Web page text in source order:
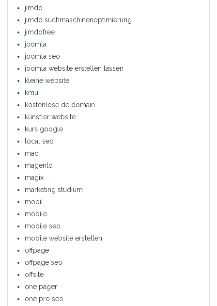
jimdo
jimdo suchmaschinenoptimierung
jimdofree
joomla
joomla seo
joomla website erstellen lassen
kleine website
kmu
kostenlose de domain
künstler website
kurs google
local seo
mac
magento
magix
marketing studium
mobil
mobile
mobile seo
mobile website erstellen
offpage
offpage seo
offsite
one pager
one pro seo